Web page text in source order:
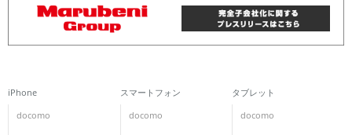
iPhone
docomo
スマートフォン
docomo
タブレット
docomo